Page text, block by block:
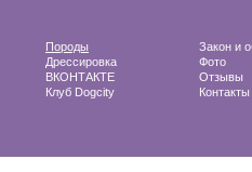
Породы
Закон и
Дрессировка
Фото
ВКОНТАКТЕ
Отзывы
Клуб Dogcity
Контакты